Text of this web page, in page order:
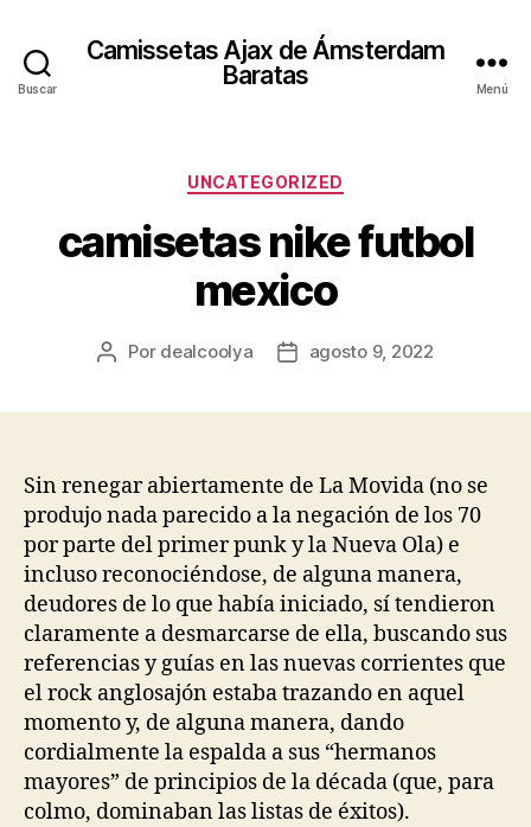
Buscar
Camissetas Ajax de Ámsterdam
Baratas
Menú
Categorías
UNCATEGORIZED
camisetas nike futbol
mexico
Autor
Por dealcoolya
Fechaagosto 9, 2022
Sin renegar abiertamente de La Movida (no se
produjo nada parecido a la negación de los 70
por parte del primer punk y la Nueva Ola) e
incluso reconociéndose, de alguna manera,
deudores de lo que había iniciado, sí tendieron
claramente a desmarcarse de ella, buscando sus
referencias y guías en las nuevas corrientes que
el rock anglosajón estaba trazando en aquel
momento y, de alguna manera, dando
cordialmente la espalda a sus “hermanos
mayores” de principios de la década (que, para
colmo, dominaban las listas de éxitos).